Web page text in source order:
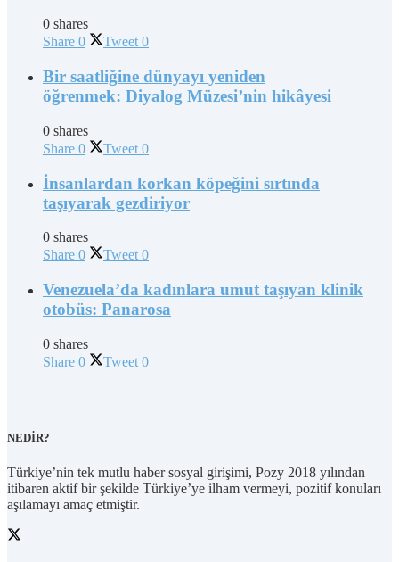
0 shares
Share 0 Tweet 0
Bir saatliğine dünyayı yeniden
öğrenmek: Diyalog Müzesi’nin hikâyesi
0 shares
Share 0 Tweet 0
İnsanlardan korkan köpeğini sırtında
taşıyarak gezdiriyor
0 shares
Share 0 Tweet 0
Venezuela’da kadınlara umut taşıyan klinik
otobüs: Panarosa
0 shares
Share 0 Tweet 0
NEDİR?
Türkiye’nin tek mutlu haber sosyal girişimi, Pozy 2018 yılından
itibaren aktif bir şekilde Türkiye’ye ilham vermeyi, pozitif konuları
aşılamayı amaç etmiştir.